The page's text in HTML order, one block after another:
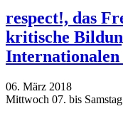
respect!, das
kritische
Internationalen
06. März 2018
Mittwoch 07. bis